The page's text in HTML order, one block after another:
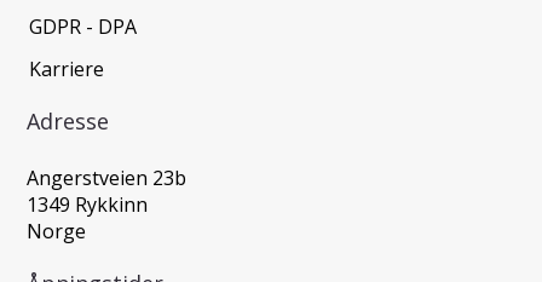
GDPR - DPA
Karriere
Adresse
Angerstveien 23b
1349 Rykkinn
Norge